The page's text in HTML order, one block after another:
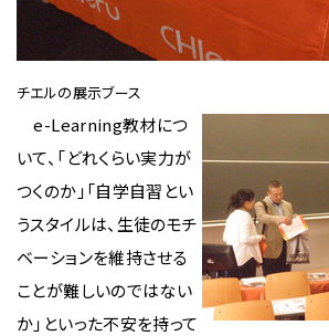
チエルの展示ブース
e-Learning教材につ
いて、「どれくらい実力が
つくのか」「自学自習とい
うスタイルは、生徒のモチ
ベーションを維持させる
ことが難しいのではない
か」といった不安を持って